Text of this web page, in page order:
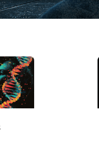
Към събитието →